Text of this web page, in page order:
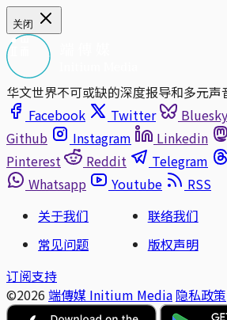
关闭
华文世界不可或缺的深度报导和多元声
Facebook
Twitter Bluesky
Github
Instagram Linkedin
Pinterest
Reddit Telegram
Whatsapp
Youtube
RSS
关于我们
联络我们
常见问题
版权声明
订阅支持
©2026 端傳媒 Initium Media 隐私政策